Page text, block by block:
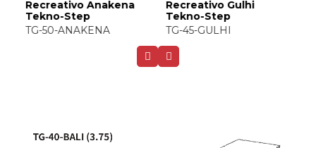
Recreativo Bali
Tekno-Step
TG-40-BALI
Recreativo Tulum
Tekno-Step
TG-35-TULUM